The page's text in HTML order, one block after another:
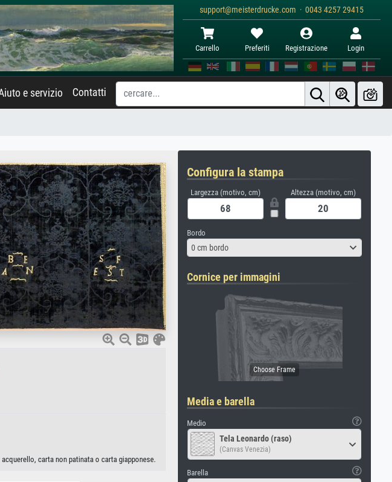
support@meisterdrucke.com · 0043 4257 29415
Carrello Preferiti Registrazione Login
e servizio Contatti
carta non patinata o carta giapponese.
Configura la stampa
Largezza (motivo, cm) Altezza (motivo, cm)
Bordo
0 cm bordo
Cornice per immagini
Media e barella
Medio
Tela Leonardo (raso)
(Canvas Venezia)
Barella